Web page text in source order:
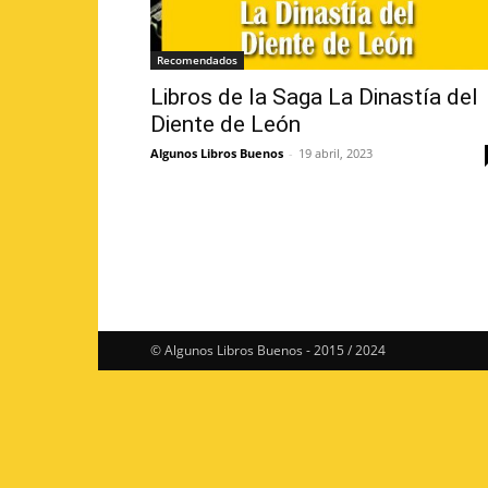
Recomendados
Libros de la Saga La Dinastía del
Diente de León
Algunos Libros Buenos - 19 abril, 2023
© Algunos Libros Buenos - 2015 / 2024